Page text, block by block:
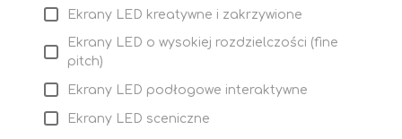
Ekrany LED kreatywne i zakrzywione
Ekrany LED o wysokiej rozdzielczości (fine
pitch)
Ekrany LED podłogowe interaktywne
Ekrany LED sceniczne